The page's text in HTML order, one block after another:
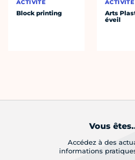
ACTIVITÉ
Block printing
ACTIVITÉ
Arts
éveil
Vous
Accédez à des
informations